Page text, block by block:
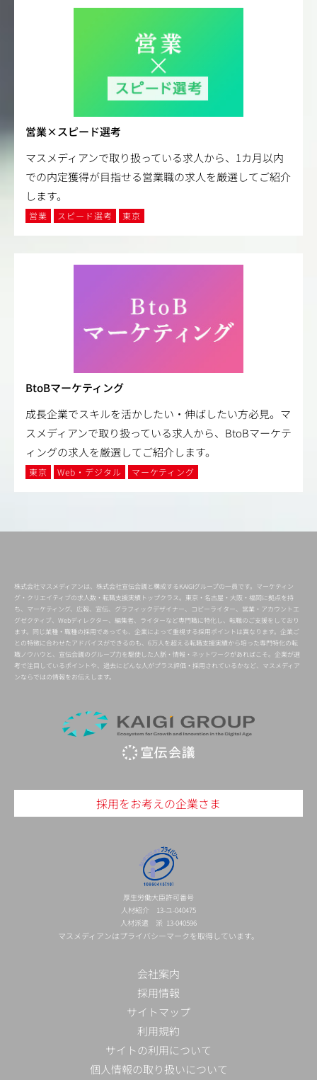
営業×スピード選考
マスメディアンで取り扱っている求人から、1カ月以内
での内定獲得が目指せる営業職の求人を厳選してご紹介
します。
営業 スピード選考 東京
BtoBマーケティング
成長企業でスキルを活かしたい・伸ばしたい方必見。マ
スメディアンで取り扱っている求人から、BtoBマーケテ
ィングの求人を厳選してご紹介します。
東京 Web・デジタル マーケティング
株式会社マスメディアンは、株式会社宣伝会議と構成するKAIGIグループの一員です。マーケティン
グ・クリエイティブの求人数・転職支援実績トップクラス。東京・名古屋・大阪・福岡に拠点を持
ち、マーケティング、広報、宣伝、グラフィックデザイナー、コピーライター、営業・アカウントエ
グゼクティブ、Webディレクター、編集者、ライターなど専門職に特化し、転職のご支援をしており
ます。同じ業種・職種の採用であっても、企業によって重視する採用ポイントは異なります。企業ご
との特徴に合わせたアドバイスができるのも、6万人を超える転職支援実績から培った専門特化の転
職ノウハウと、宣伝会議のグループ力を駆使した人脈・情報・ネットワークがあればこそ。企業が選
考で注目しているポイントや、過去にどんな人がプラス評価・採用されているかなど、マスメディア
ンならではの情報をお伝えします。
採用をお考えの企業さま
厚生労働大臣許可番号
人材紹介 13-ユ-040475
人材派遣 派 13-040596
マスメディアンはプライバシーマークを取得しています。
会社案内
採用情報
サイトマップ
利用規約
サイトの利用について
個人情報の取り扱いについて